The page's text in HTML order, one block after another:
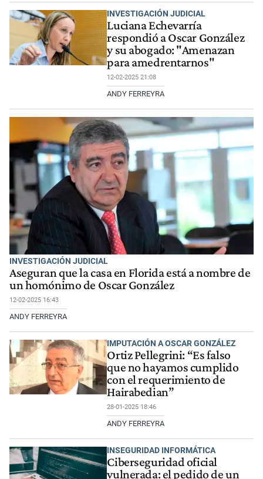
INVESTIGACIÓN JUDICIAL
Luciana Echevarría
respondió a Oscar González
y su abogado: "Amenazan
para amedrentarnos"
12-02-2025 21:08
ANDY FERREYRA
INVESTIGACIÓN JUDICIAL
Aseguran que la casa en Florida está a nombre de
un homónimo de Oscar González
12-02-2025 16:43
ANDY FERREYRA
IMPUTACIÓN A OSCAR GONZÁLEZ
Ortiz Pellegrini: “Es falso
que no hayamos cumplido
con el requerimiento de
Hairabedian”
28-01-2025 18:46
ANDY FERREYRA
INSEGURIDAD INFORMÁTICA
Ciberseguridad oficial
vulnerada: el pedido de un